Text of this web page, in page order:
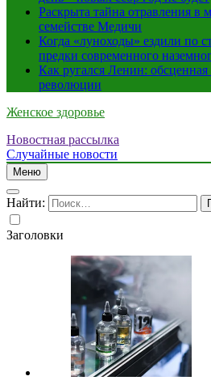
Раскрыта тайна отравления в
семействе Медичи
Когда «луноходы» ездили по
предки современного
Как ругался Ленин:
революции
Женское здоровье
Новостная рассылка
Случайные новости
Меню
Найти:
Заголовки